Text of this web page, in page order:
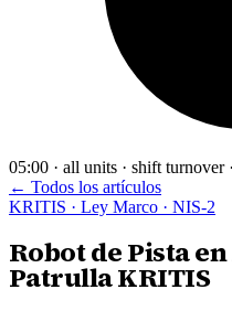
05:00 · all units · shift turnover
← Todos los artículos
KRITIS · Ley Marco · NIS-2
Robot de Pista
Patrulla KRITIS